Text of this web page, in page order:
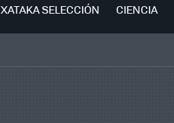
XATAKA SELECCIÓN CIENCIA